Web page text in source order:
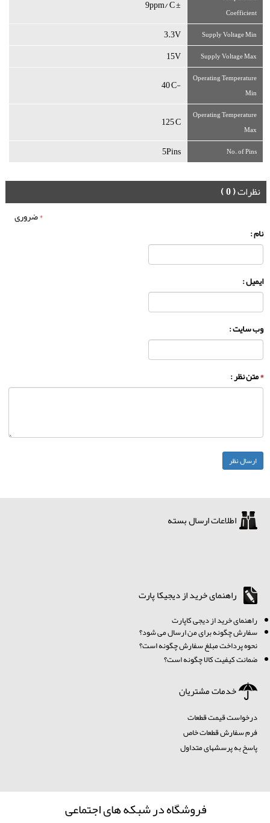
± 9ppm/°C
Coefficient
3.3V Supply Voltage Min
15V Supply Voltage Max
-40°C
Operating Temperature
Min
125°C
Operating Temperature
Max
5Pins No. of Pins
نظرات( 0 )
*ضروری
نام :
ایمیل :
وب سایت :
*متن نظر :
اطلاعات ارسال بسته
راهنمای خرید از دیجیکا پارت
راهنمای خرید از دیجی کاپارت
سفارش چگونه برای من ارسال می شود؟
نحوه پرداخت مبلغ سفارش چگونه است؟
ضمانت کیفیت کالا چگونه است؟
خدمات مشتریان
درخواست قیمت قطعات
فرم سفارش قطعات خاص
پاسخ به پرسشهای متداول
فروشگاه در شبکه های اجتماعی